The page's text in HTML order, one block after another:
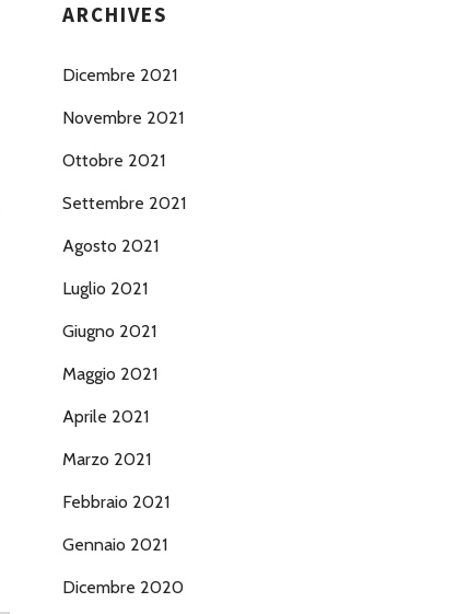
ARCHIVES
Dicembre 2021
Novembre 2021
Ottobre 2021
Settembre 2021
Agosto 2021
Luglio 2021
Giugno 2021
Maggio 2021
Aprile 2021
Marzo 2021
Febbraio 2021
Gennaio 2021
Dicembre 2020